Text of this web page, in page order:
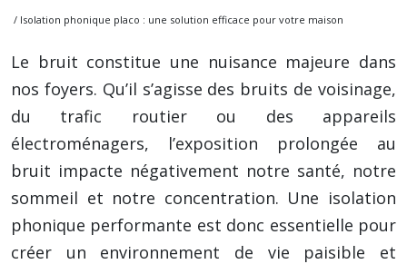
/ Isolation phonique placo : une solution efficace pour votre maison
Le bruit constitue une nuisance majeure dans
nos foyers. Qu’il s’agisse des bruits de voisinage,
du trafic routier ou des appareils
électroménagers, l’exposition prolongée au
bruit impacte négativement notre santé, notre
sommeil et notre concentration. Une isolation
phonique performante est donc essentielle pour
créer un environnement de vie paisible et